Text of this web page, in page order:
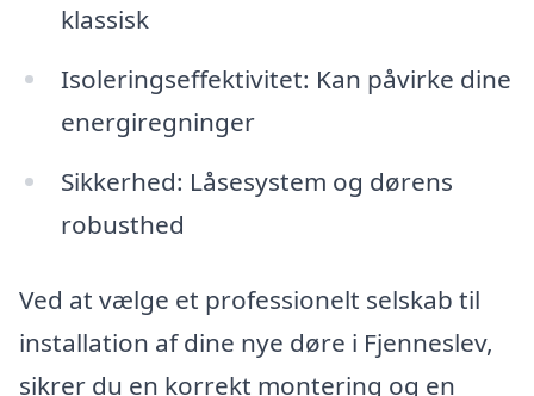
klassisk
Isoleringseffektivitet: Kan påvirke dine
energiregninger
Sikkerhed: Låsesystem og dørens
robusthed
Ved at vælge et professionelt selskab til
installation af dine nye døre i Fjenneslev,
sikrer du en korrekt montering og en